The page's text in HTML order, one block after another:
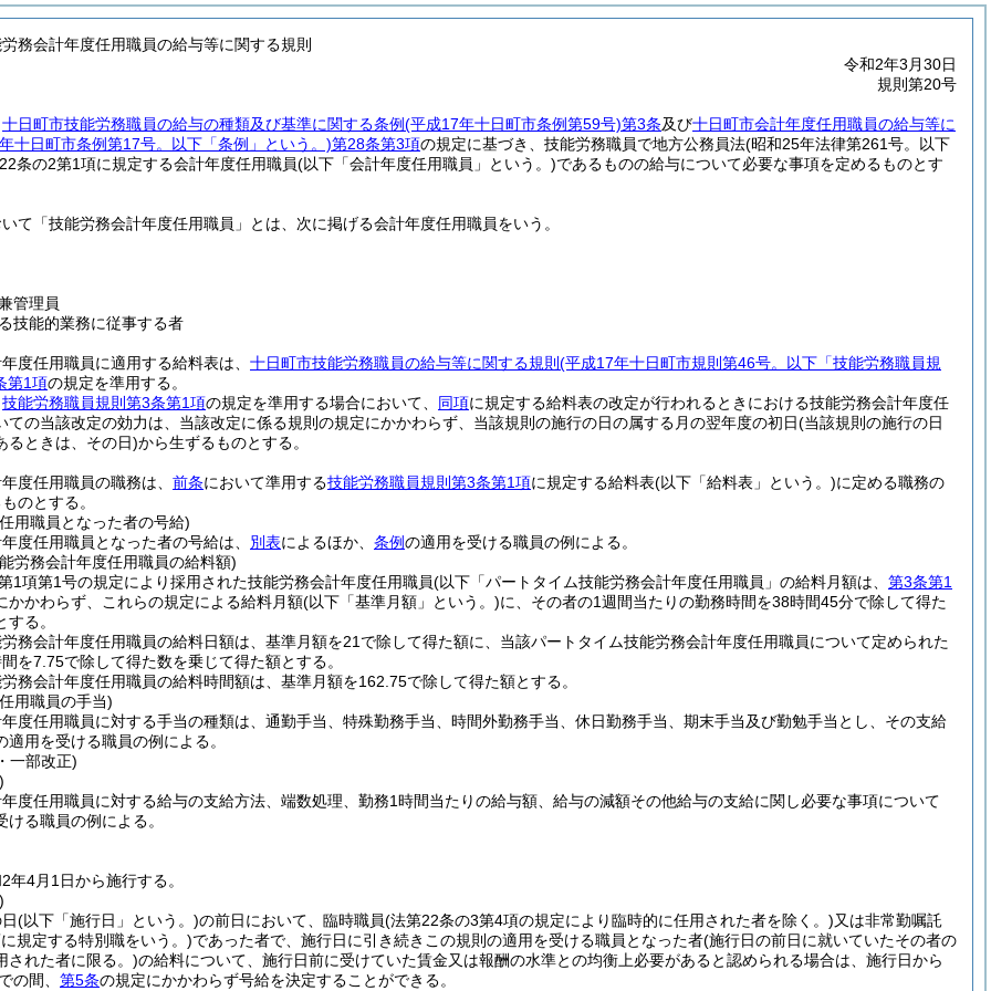
務会計年度任用職員の給与等に関する規則
令和2年3月30日
規則第20号
十日町市技能労務職員の給与の種類及び基準に関する条例(平成17年十日町市条例第59号)第3条及び十日町市会計年度任用職員の給与等に
十日町市条例第17号。以下「条例」という。)第28条第3項の規定に基づき、技能労務職員で地方公務員法(昭和25年法律第261号。以下
条の2第1項に規定する会計年度任用職員(以下「会計年度任用職員」という。)であるものの給与について必要な事項を定めるものとす
て「技能労務会計年度任用職員」とは、次に掲げる会計年度任用職員をいう。
管理員
技能的業務に従事する者
度任用職員に適用する給料表は、 十日町市技能労務職員の給与等に関する規則 (平成17年十日町市規則第46号。以下「技能労務職員規
第1項の規定を準用する。
技能労務職員規則第3条第1項の規定を準用する場合において、 同項に規定する給料表の改定が行われるときにおける技能労務会計年度任
ての当該改定の効力は、当該改定に係る規則の規定にかかわらず、当該規則の施行の日の属する月の翌年度の初日(当該規則の施行の日
るときは、その日)から生ずるものとする。
度任用職員の職務は、 前条において準用する技能労務職員規則第3条第1項に規定する給料表(以下「給料表」という。)に定める職務の
のとする。
用職員となった者の号給)
度任用職員となった者の号給は、 別表によるほか、 条例の適用を受ける職員の例による。
労務会計年度任用職員の給料額)
1項第1号の規定により採用された技能労務会計年度任用職員(以下「パートタイム技能労務会計年度任用職員」の給料月額は、 第3条第1
かかわらず、これらの規定による給料月額(以下「基準月額」という。)に、その者の1週間当たりの勤務時間を38時間45分で除して得た
る。
務会計年度任用職員の給料日額は、基準月額を21で除して得た額に、当該パートタイム技能労務会計年度任用職員について定められた
を7.75で除して得た数を乗じて得た額とする。
務会計年度任用職員の給料時間額は、基準月額を162.75で除して得た額とする。
用職員の手当)
度任用職員に対する手当の種類は、通勤手当、特殊勤務手当、時間外勤務手当、休日勤務手当、期末手当及び勤勉手当とし、その支給
適用を受ける職員の例による。
一部改正)
度任用職員に対する給与の支給方法、端数処理、勤務1時間当たりの給与額、給与の減額その他給与の支給に関し必要な事項について
ける職員の例による。
年4月1日から施行する。
(以下「施行日」という。)の前日において、臨時職員(法第22条の3第4項の規定により臨時的に任用された者を除く。)又は非常勤嘱託
規定する特別職をいう。)であった者で、施行日に引き続きこの規則の適用を受ける職員となった者(施行日の前日に就いていたその者の
された者に限る。)の給料について、施行日前に受けていた賃金又は報酬の水準との均衡上必要があると認められる場合は、施行日から
の間、 第5条の規定にかかわらず号給を決定することができる。